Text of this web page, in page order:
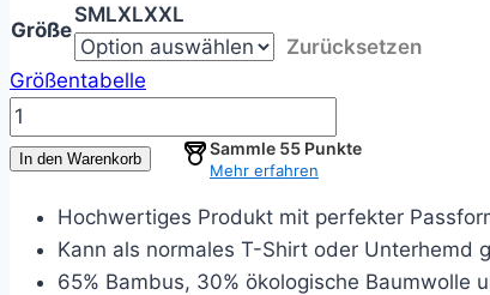
Größe
SMLXLXXL
Zurücksetzen
Größentabelle
3er
Pack
Bambus
Shirts
Rundhals-
In den Warenkorb
Sammle 55 Punkte
Mehr erfahren
Hochwertiges Produkt mit perfekter
Kann als normales T-Shirt oder Unterhemd
65% Bambus, 30% ökologische Baumwolle